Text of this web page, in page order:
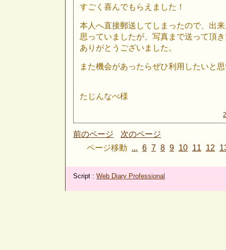
すごく喜んでもらえました！
本人へ直接郵送してしまったので、出
思っていましたが、写真まで送って頂
ありがとうございました。
また機会があったらぜひ利用したいと
たじんなべ様
前のページ
次のページ
ページ移動
... 6 7 8 9 10 11 12
Script : Web Diary Professional